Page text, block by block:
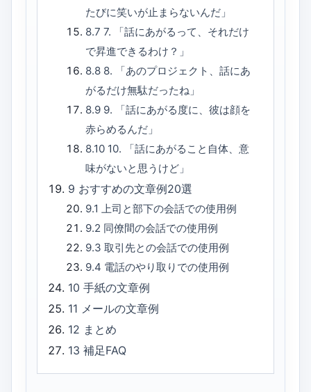
たびに笑いが止まらないんだ」
8.7 7. 「話にあがるって、それだけ
で昇進できるわけ？」
8.8 8. 「あのプロジェクト、話にあ
がるだけ無駄だったね」
8.9 9. 「話にあがる度に、彼は顔を
赤らめるんだ」
8.10 10. 「話にあがること自体、意
味がないと思うけど」
9 おすすめの文章例20選
9.1 上司と部下の会話での使用例
9.2 同僚間の会話での使用例
9.3 取引先との会話での使用例
9.4 電話のやり取りでの使用例
10手紙の文章例
11 メールの文章例
12 まとめ
13補足FAQ